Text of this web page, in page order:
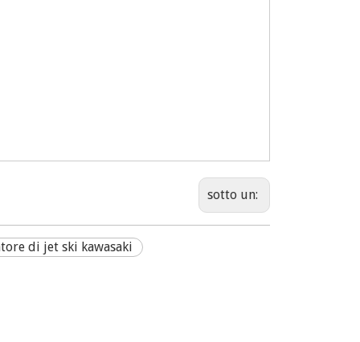
sotto un:
di jet ski kawasaki